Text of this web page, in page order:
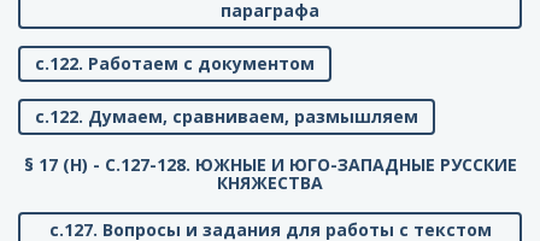
параграфа
с.122. Работаем с документом
с.122. Думаем, сравниваем, размышляем
§ 17 (Н) - C.127-128. ЮЖНЫЕ И ЮГО-ЗАПАДНЫЕ РУССКИЕ
КНЯЖЕСТВА
с.127. Вопросы и задания для работы с текстом